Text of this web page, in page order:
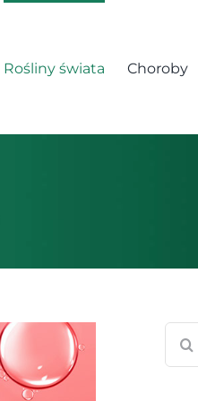
Rośliny świata Choroby